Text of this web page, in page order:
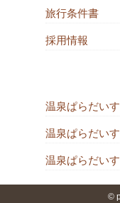
旅行条件書
採用情報
温泉ぱらだい
温泉ぱらだい
温泉ぱらだい
©